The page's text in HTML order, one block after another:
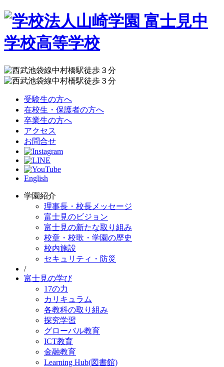
受験生の方へ
在校生・保護者の方へ
卒業生の方へ
アクセス
お問合せ
English
学園紹介
理事長・校長メッセージ
富士見のビジョン
富士見の新たな取り組み
校章・校歌・学園の歴史
校内施設
セキュリティ・防災
/
富士見の学び
17の力
カリキュラム
各教科の取り組み
探究学習
グローバル教育
ICT教育
金融教育
Learning Hub(図書館)